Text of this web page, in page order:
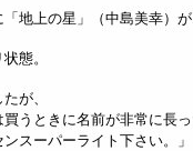
地上の星」（中島美幸）
態。
が、
うときに名前が非常に長っ
スーパーライト下さい。」